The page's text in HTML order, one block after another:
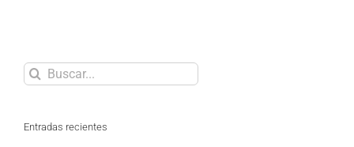
Buscar
Entradas recientes